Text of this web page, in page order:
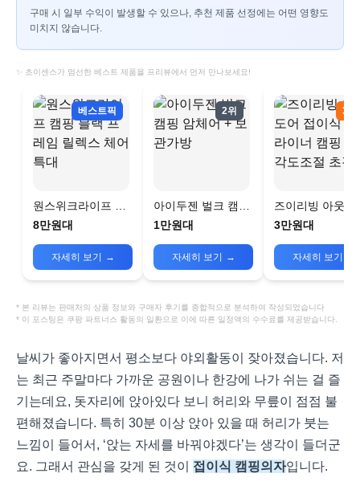
구매 시 일부 수익이 발생할 수 있으나, 추천 제품 선정에는 어떤 영향도
미치지 않습니다.
✨ 초이센스가 엄선한 베스트 제품을 프리뷰에서 먼저 만나보세요!
베스트픽
원스위크라이프 캠
핑 블랙 프레임 릴렉
8만원대
자세히 보기 →
2위
아이두젠 벌크 캠핑
암체어 + 보관가방
1만원대
자세히 보기 →
3위
즈이리빙 아웃도
접이식 리클라이
초경량
3만원대
자세히 보기
* 본 리뷰는 판매처의 상품 정보와 구매자 후기를 종합적으로 분석하여 작성되었습니다
* 이 포스팅은 쿠팡 파트너스 활동의 일환으로 이에 따른 일정액의 수수료를 제공받습니다.
날씨가 좋아지면서 평소보다 야외활동이 잦아졌습니다. 저
는 최근 주말마다 가까운 공원이나 한강에 나가 쉬는 걸 즐
기는데요, 돗자리에 앉아있다 보니 허리와 무릎이 점점 불
편해졌습니다. 특히 30분 이상 앉아 있을 때 허리가 붓는
느낌이 들어서, ‘앉는 자세를 바꿔야겠다’는 생각이 들더군
요. 그래서 관심을 갖게 된 것이 접이식 캠핑의자입니다.